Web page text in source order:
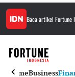
Baca artikel Fortune
HomeBusiness